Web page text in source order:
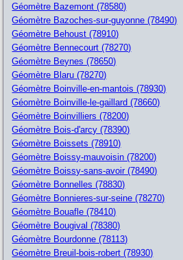
Géomètre Bazemont (78580)
Géomètre Bazoches-sur-guyonne (78490)
Géomètre Behoust (78910)
Géomètre Bennecourt (78270)
Géomètre Beynes (78650)
Géomètre Blaru (78270)
Géomètre Boinville-en-mantois (78930)
Géomètre Boinville-le-gaillard (78660)
Géomètre Boinvilliers (78200)
Géomètre Bois-d'arcy (78390)
Géomètre Boissets (78910)
Géomètre Boissy-mauvoisin (78200)
Géomètre Boissy-sans-avoir (78490)
Géomètre Bonnelles (78830)
Géomètre Bonnieres-sur-seine (78270)
Géomètre Bouafle (78410)
Géomètre Bougival (78380)
Géomètre Bourdonne (78113)
Géomètre Breuil-bois-robert (78930)